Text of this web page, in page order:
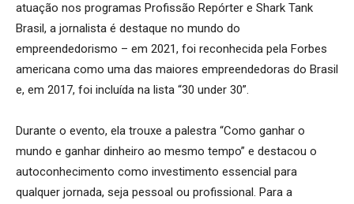
atuação nos programas Profissão Repórter e Shark Tank
Brasil, a jornalista é destaque no mundo do
empreendedorismo – em 2021, foi reconhecida pela Forbes
americana como uma das maiores empreendedoras do Brasil
e, em 2017, foi incluída na lista “30 under 30”.
Durante o evento, ela trouxe a palestra “Como ganhar o
mundo e ganhar dinheiro ao mesmo tempo” e destacou o
autoconhecimento como investimento essencial para
qualquer jornada, seja pessoal ou profissional. Para a